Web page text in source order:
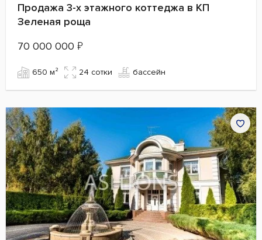
Продажа 3-х этажного коттеджа в КП
Зеленая роща
70 000 000 ₽
650 м² 24 сотки бассейн